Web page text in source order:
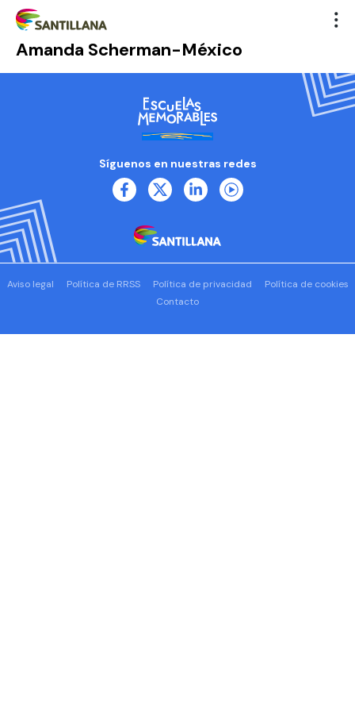
Amanda Scherman-México
Síguenos en nuestras redes
Aviso legal Política de RRSS Política de privacidad
Política de cookies
Contacto